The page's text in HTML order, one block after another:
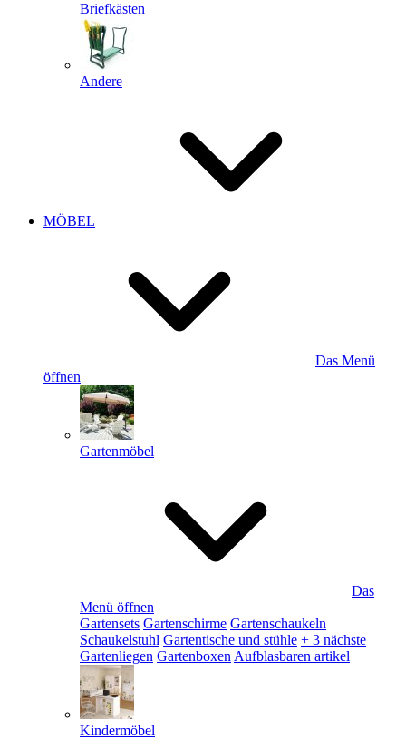
Briefkästen
Andere
MÖBEL
Das Menü
öffnen
Gartenmöbel
Das
Menü öffnen
Gartensets Gartenschirme Gartenschaukeln
Schaukelstuhl Gartentische und stühle + 3 nächste
Gartenliegen Gartenboxen Aufblasbaren artikel
Kindermöbel